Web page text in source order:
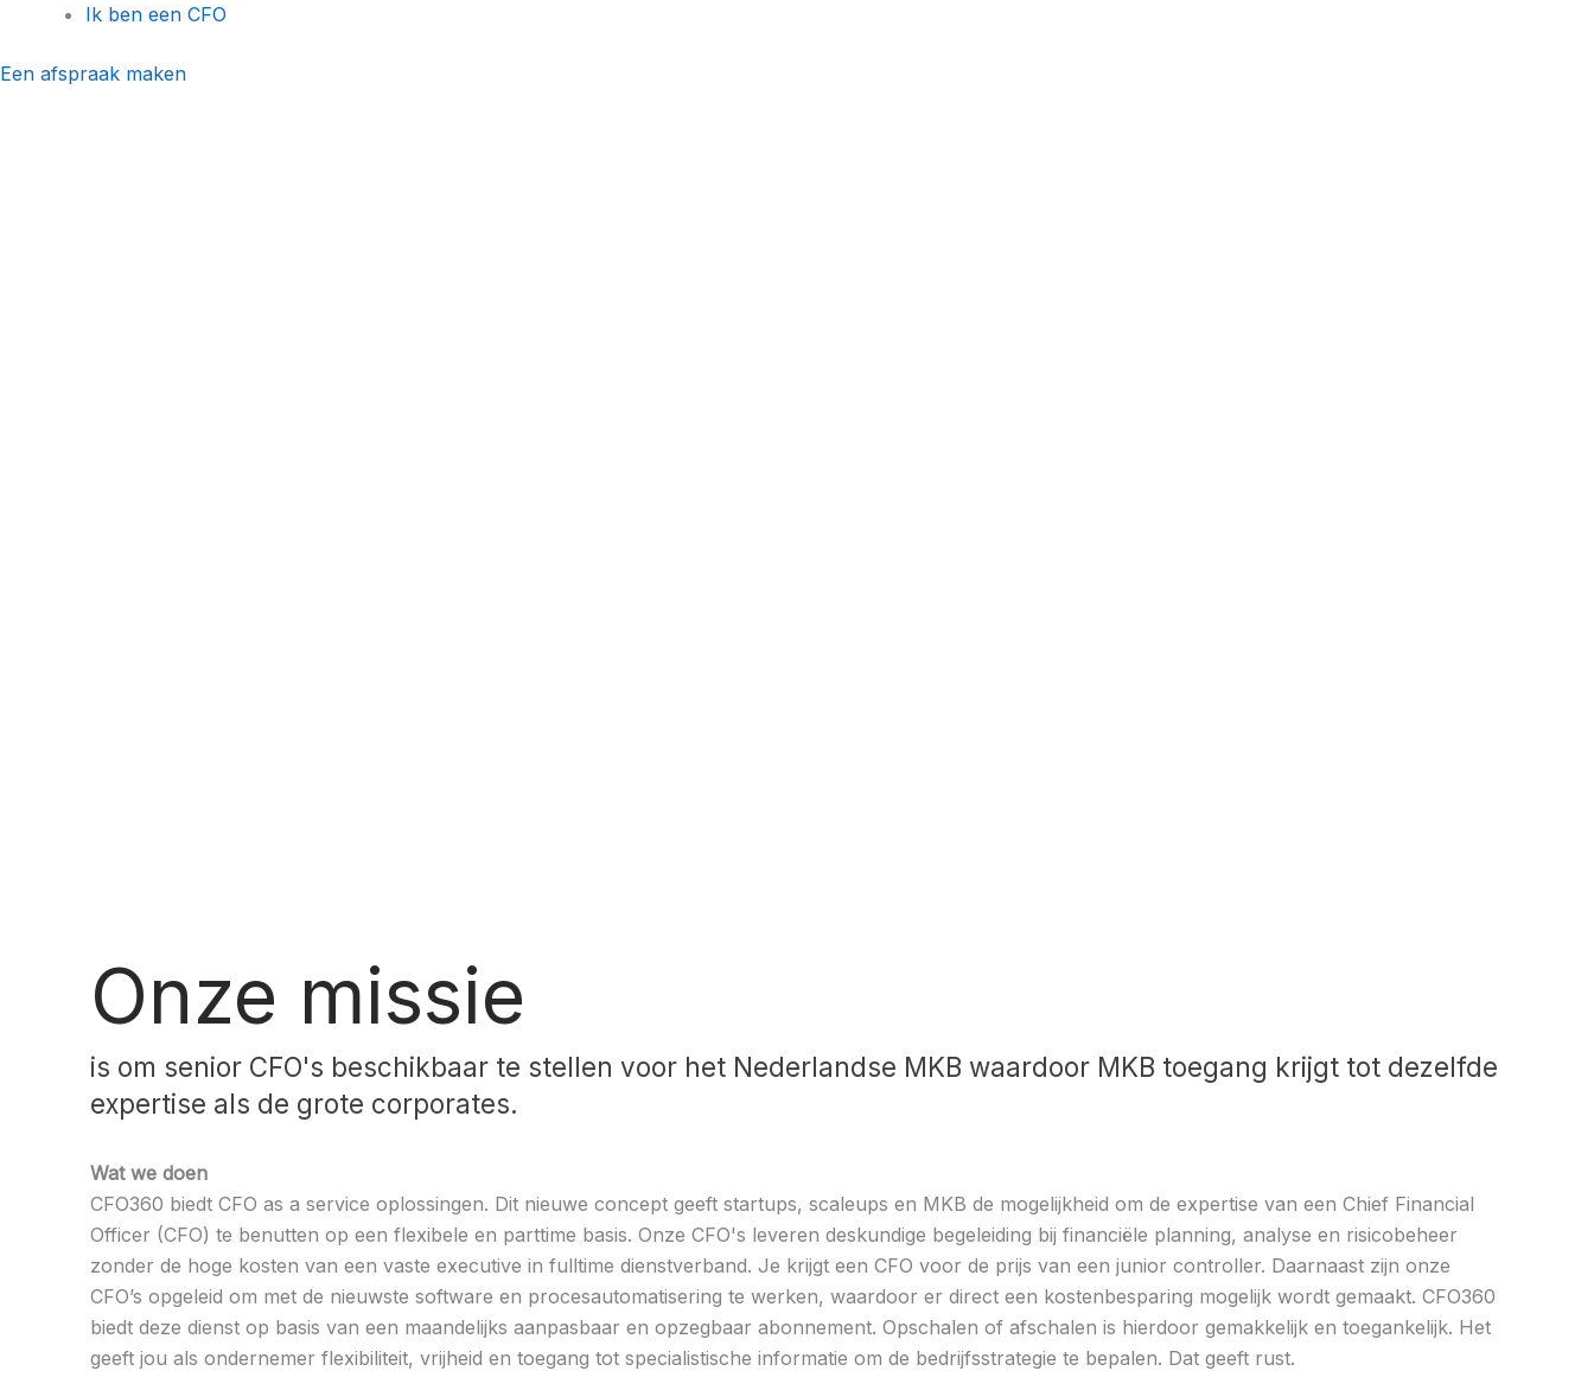
Ik ben een CFO
Een afspraak maken
Onze missie
is om senior CFO's beschikbaar te stellen voor het Nederlandse MKB waardoor MKB toegang krijgt tot dezelfde
expertise als de grote corporates.
Wat we doen
CFO360 biedt CFO as a service oplossingen. Dit nieuwe concept geeft startups, scaleups en MKB de mogelijkheid om de expertise van een Chief Financial
Officer (CFO) te benutten op een flexibele en parttime basis. Onze CFO's leveren deskundige begeleiding bij financiële planning, analyse en risicobeheer
zonder de hoge kosten van een vaste executive in fulltime dienstverband. Je krijgt een CFO voor de prijs van een junior controller. Daarnaast zijn onze
CFO’s opgeleid om met de nieuwste software en procesautomatisering te werken, waardoor er direct een kostenbesparing mogelijk wordt gemaakt. CFO360
biedt deze dienst op basis van een maandelijks aanpasbaar en opzegbaar abonnement. Opschalen of afschalen is hierdoor gemakkelijk en toegankelijk. Het
geeft jou als ondernemer flexibiliteit, vrijheid en toegang tot specialistische informatie om de bedrijfsstrategie te bepalen. Dat geeft rust.